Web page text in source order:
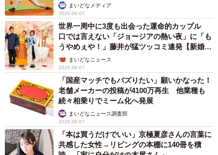
か」まいどなメディア
2026.08.07
世界一周中に3度も出会った運命的カップル
口では言えない「ジョージアの熱い夜」に「も
うやめぇや！」藤井が猛ツッコミ連発【新婚さ
ん】まいどなニュース
2026.08.07
「国産マッチでもバズりたい」願いかなった！
老舗メーカーの投稿が4100万再生 他業種も
続々相乗りでミーム化へ発展
まいどなニュース調査部
2026.08.07
「本は買うだけでいい」京極夏彦さんの言葉に
共感した女性→リビングの本棚に140冊を積